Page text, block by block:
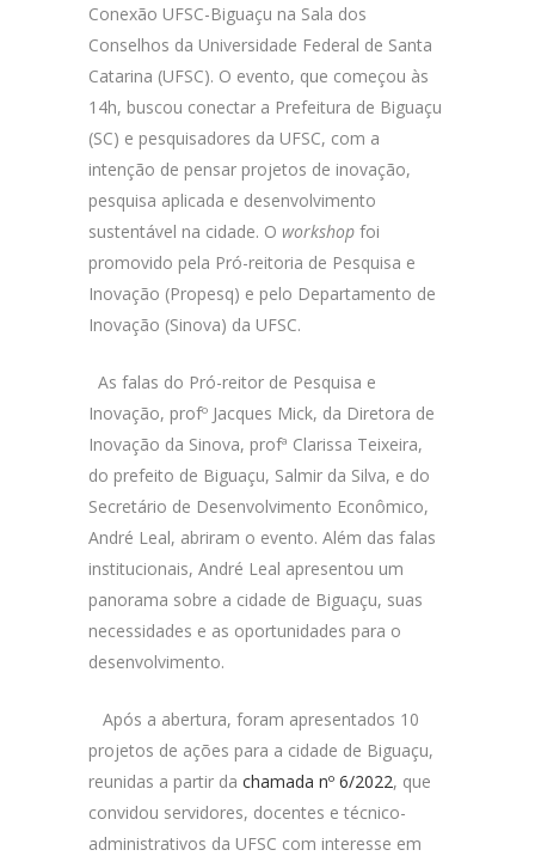
Conexão UFSC-Biguaçu na Sala dos
Conselhos da Universidade Federal de Santa
Catarina (UFSC). O evento, que começou às
14h, buscou conectar a Prefeitura de Biguaçu
(SC) e pesquisadores da UFSC, com a
intenção de pensar projetos de inovação,
pesquisa aplicada e desenvolvimento
sustentável na cidade. O workshop foi
promovido pela Pró-reitoria de Pesquisa e
Inovação (Propesq) e pelo Departamento de
Inovação (Sinova) da UFSC.
As falas do Pró-reitor de Pesquisa e
Inovação, profº Jacques Mick, da Diretora de
Inovação da Sinova, profª Clarissa Teixeira,
do prefeito de Biguaçu, Salmir da Silva, e do
Secretário de Desenvolvimento Econômico,
André Leal, abriram o evento. Além das falas
institucionais, André Leal apresentou um
panorama sobre a cidade de Biguaçu, suas
necessidades e as oportunidades para o
desenvolvimento.
Após a abertura, foram apresentados 10
projetos de ações para a cidade de Biguaçu,
reunidas a partir da chamada nº 6/2022, que
convidou servidores, docentes e técnico-
administrativos da UFSC com interesse em